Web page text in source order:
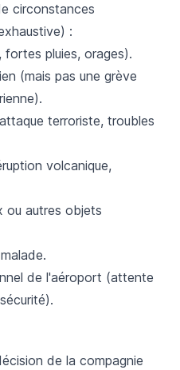
circonstances
:
fortes pluies, orages).
(mais pas une grève
terroriste, troubles
volcanique,
ou autres objets
de l'aéroport (attente
de la compagnie